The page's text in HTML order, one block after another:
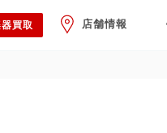
店舗情報
買取